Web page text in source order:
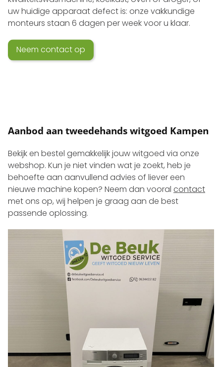
uw huidige apparaat defect is: onze vakkundige
monteurs staan 6 dagen per week voor u klaar.
Neem contact op
Aanbod aan tweedehands witgoed Kampen
Bekijk en bestel gemakkelijk jouw witgoed via onze
webshop. Kun je niet vinden wat je zoekt, heb je
behoefte aan aanvullend advies of liever een
nieuwe machine kopen? Neem dan vooral contact
met ons op, wij helpen je graag aan de best
passende oplossing.